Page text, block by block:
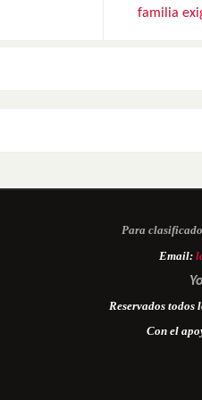
familia
Para
Email:
Reservados todos
Con el